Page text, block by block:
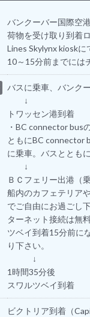
バンクーバー国際空港
荷物を受け取り到着
Lines Skylynx kiosk
10～15分前までには
バスに乗車、バンク
↓
トワッセン港到着
・BC connector bus
ともにBC connector
に乗車。バスととも
↓
ＢＣフェリー出港（
船内のカフェテリア
でご自由にお過ごし
ターネット接続は無
ツベイ到着15分前に
り下さい。
↓
1時間35分後
スワルツベイ到着
ビクトリア到着（